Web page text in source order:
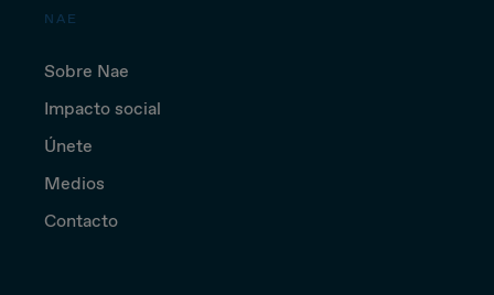
NAE
Sobre Nae
Impacto social
Únete
Medios
Contacto